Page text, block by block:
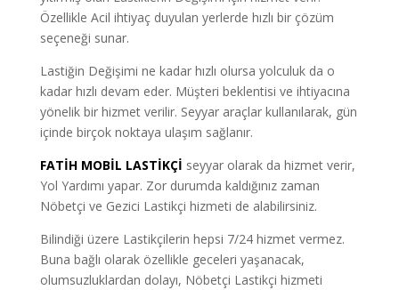
Özellikle Acil ihtiyaç duyulan yerlerde hızlı bir çözüm
seçeneği sunar.
Lastiğin Değişimi ne kadar hızlı olursa yolculuk da o
kadar hızlı devam eder. Müşteri beklentisi ve ihtiyacına
yönelik bir hizmet verilir. Seyyar araçlar kullanılarak, gün
içinde birçok noktaya ulaşım sağlanır.
FATİH MOBİL LASTİKÇİ seyyar olarak da hizmet verir,
Yol Yardımı yapar. Zor durumda kaldığınız zaman
Nöbetçi ve Gezici Lastikçi hizmeti de alabilirsiniz.
Bilindiği üzere Lastikçilerin hepsi 7/24 hizmet vermez.
Buna bağlı olarak özellikle geceleri yaşanacak,
olumsuzluklardan dolayı, Nöbetçi Lastikçi hizmeti